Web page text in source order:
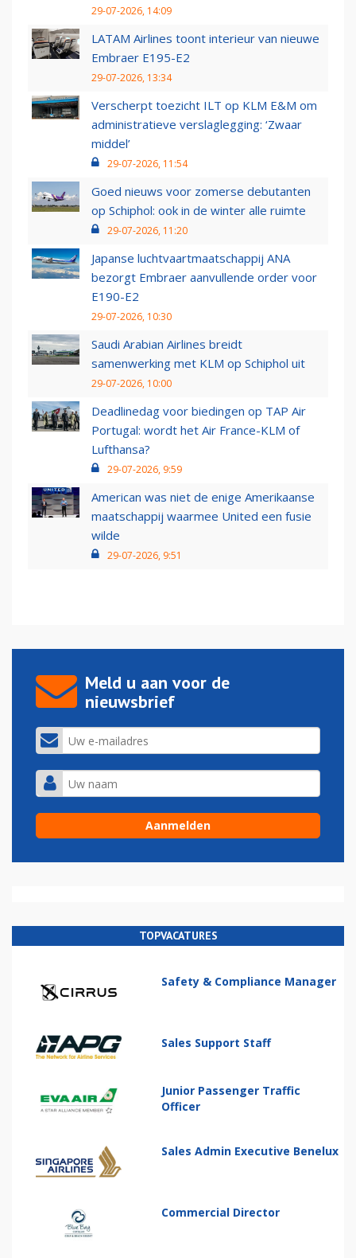
29-07-2026, 14:09
LATAM Airlines toont interieur van nieuwe
Embraer E195-E2
29-07-2026, 13:34
Verscherpt toezicht ILT op KLM E&M om
administratieve verslaglegging: ‘Zwaar
middel’
29-07-2026, 11:54
Goed nieuws voor zomerse debutanten
op Schiphol: ook in de winter alle ruimte
29-07-2026, 11:20
Japanse luchtvaartmaatschappij ANA
bezorgt Embraer aanvullende order voor
E190-E2
29-07-2026, 10:30
Saudi Arabian Airlines breidt
samenwerking met KLM op Schiphol uit
29-07-2026, 10:00
Deadlinedag voor biedingen op TAP Air
Portugal: wordt het Air France-KLM of
Lufthansa?
29-07-2026, 9:59
American was niet de enige Amerikaanse
maatschappij waarmee United een fusie
wilde
29-07-2026, 9:51
Meld u aan voor de
nieuwsbrief
TOPVACATURES
Safety & Compliance Manager
Sales Support Staff
Junior Passenger Traffic
Officer
Sales Admin Executive Benelux
Commercial Director